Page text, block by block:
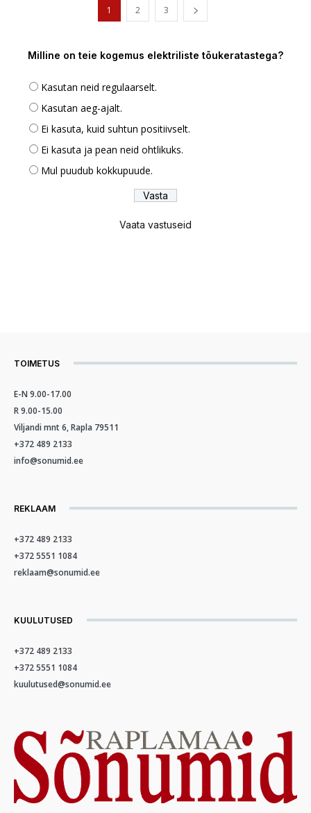
1 2 3
Milline on teie kogemus elektriliste tõukeratastega?
Kasutan neid regulaarselt.
Kasutan aeg-ajalt.
Ei kasuta, kuid suhtun positiivselt.
Ei kasuta ja pean neid ohtlikuks.
Mul puudub kokkupuude.
Vaata vastuseid
TOIMETUS
E-N 9.00-17.00
R 9.00-15.00
Viljandi mnt 6, Rapla 79511
+372 489 2133
info@sonumid.ee
REKLAAM
+372 489 2133
+372 5551 1084
reklaam@sonumid.ee
KUULUTUSED
+372 489 2133
+372 5551 1084
kuulutused@sonumid.ee